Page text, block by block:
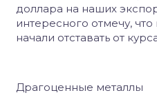
доллара на наших
интересного отмечу,
начали отставать от
Драгоценные металлы